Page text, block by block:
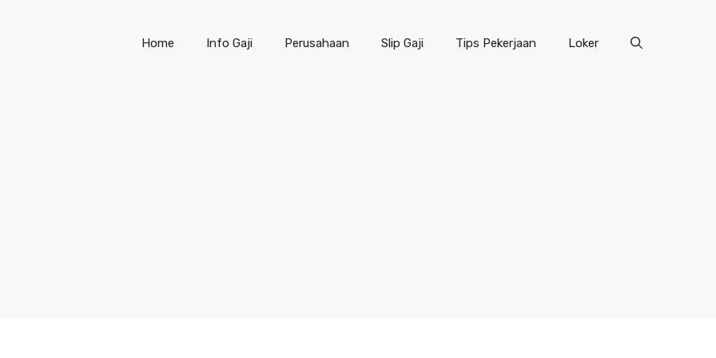
Home Info Gaji Perusahaan Slip Gaji Tips Pekerjaan Loker